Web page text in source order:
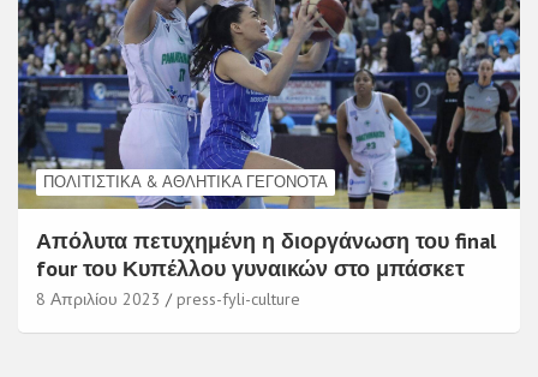
ΠΟΛΙΤΙΣΤΙΚΆ & ΑΘΛΗΤΙΚΆ ΓΕΓΟΝΌΤΑ
Απόλυτα πετυχημένη η διοργάνωση του final
four του Κυπέλλου γυναικών στο μπάσκετ
8 Απριλίου 2023 press-fyli-culture